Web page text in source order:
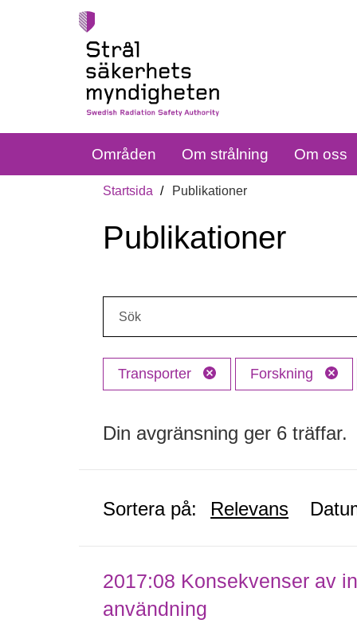
Områden Om strålning Om oss
Startsida Publikationer
Publikationer
Transporter Forskning
Din avgränsning ger 6 träffar.
Sortera på: Relevans
2017:08 Konsekvenser av
användning